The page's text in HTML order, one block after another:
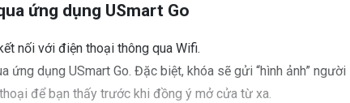
ứng dụng USmart Go
nối với điện thoại thông qua Wifi.
ứng dụng USmart Go. Đặc biệt, khóa sẽ gửi “hình ảnh” người
để bạn thấy trước khi đồng ý mở cửa từ xa.